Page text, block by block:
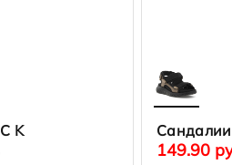
K Сандалии
149.90